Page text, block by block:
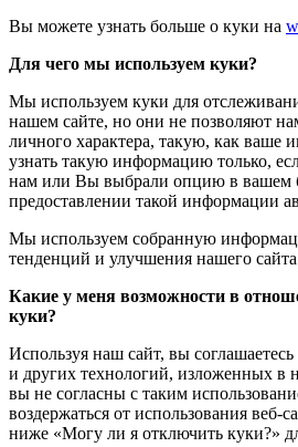
Вы можете узнать больше о куки на
Для чего мы используем куки?
Мы используем куки для
нашем сайте, но они не позволяют
личного характера, такую, как
узнать такую информацию только,
нам или Вы выбрали опцию в вашем
предоставлении такой информации
Мы используем собранную
тенденций и улучшения нашего
Какие у меня возможности в
куки?
Используя наш сайт, вы
и других технологий, изложенных в
вы не согласны с таким
воздержаться от использования веб-
ниже «Могу ли я отключить куки?»